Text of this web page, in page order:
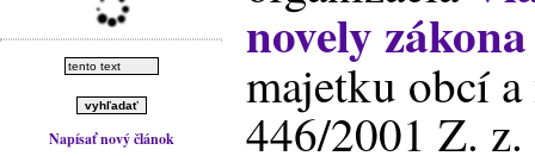
Napísať nový článok
novely
majetku obcí a
446/2001 Z. z.